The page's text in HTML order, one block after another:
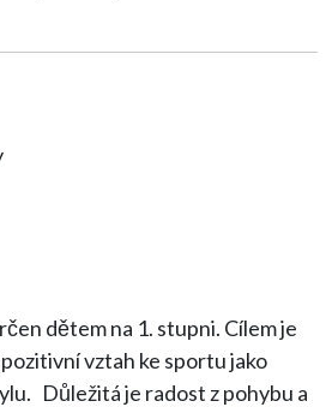
dětem na 1. stupni. Cílem je
vztah ke sportu jako
a